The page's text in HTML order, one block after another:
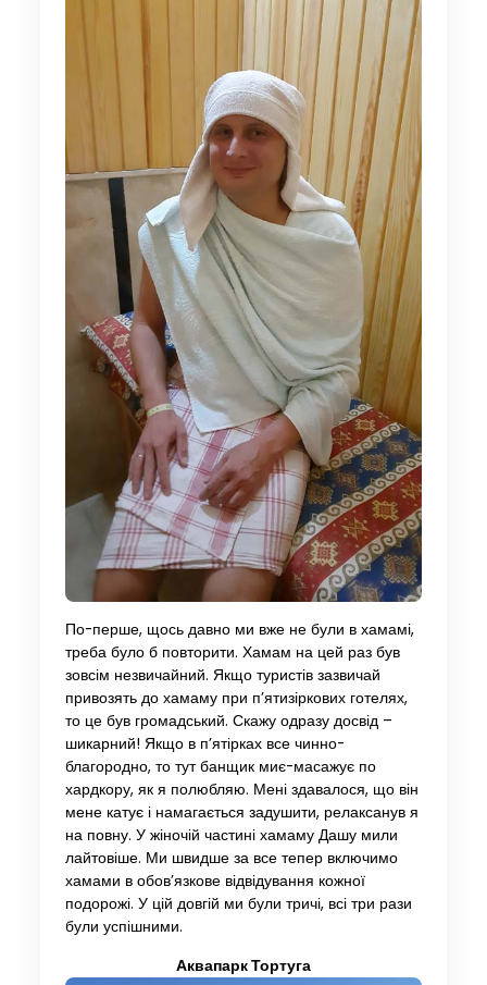
По-перше, щось давно ми вже не були в хамамі,
треба було б повторити. Хамам на цей раз був
зовсім незвичайний. Якщо туристів зазвичай
привозять до хамаму при п’ятизіркових готелях,
то це був громадський. Скажу одразу досвід –
шикарний! Якщо в п’ятірках все чинно-
благородно, то тут банщик миє-масажує по
хардкору, як я полюбляю. Мені здавалося, що він
мене катує і намагається задушити, релаксанув я
на повну. У жіночій частині хамаму Дашу мили
лайтовіше. Ми швидше за все тепер включимо
хамами в обов’язкове відвідування кожної
подорожі. У цій довгій ми були тричі, всі три рази
були успішними.
Аквапарк Тортуга